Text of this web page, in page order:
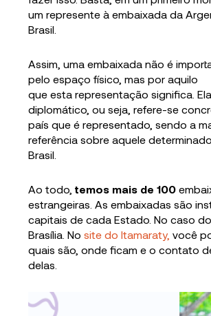
um represente à embaixada da
Brasil.
Assim, uma embaixada não é
pelo espaço físico, mas por aquilo
que esta representação significa.
diplomático, ou seja, refere-se
país que é representado, sendo a
referência sobre aquele
Brasil.
Ao todo,temos mais de 100
estrangeiras. As embaixadas são
capitais de cada Estado. No caso
Brasília. Nosite do Itamaraty, você
quais são, onde ficam e o contato
delas.